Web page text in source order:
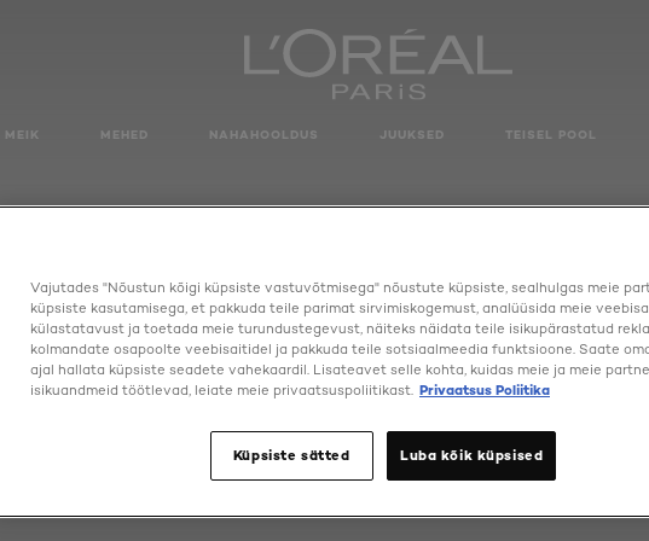
MEIK MEHED NAHAHOOLDUS JUUKSED TEISEL POOL
INFAILLIBLE AUTO LINER
Vajutades "Nõustun kõigi küpsiste vastuvõtmisega" nõustute küpsiste, sealhulgas meie
küpsiste kasutamisega, et pakkuda teile parimat sirvimiskogemust, analüüsida meie
külastatavust ja toetada meie turundustegevust, näiteks näidata teile isikupärastatud
kolmandate osapoolte veebisaitidel ja pakkuda teile sotsiaalmeedia funktsioone. Saate
ajal hallata küpsiste seadete vahekaardil. Lisateavet selle kohta, kuidas meie ja meie
isikuandmeid töötlevad, leiate meie privaatsuspoliitikast. Privaatsus Poliitika
Küpsiste sätted Luba kõik küpsised